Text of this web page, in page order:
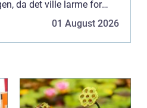
da det ville larme for
ikke som julemanden at
01 August 2026